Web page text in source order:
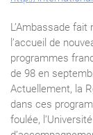
L’Ambassade
l’accueil de
programmes
de 98 en
Actuellement, la
dans ces
foulée,